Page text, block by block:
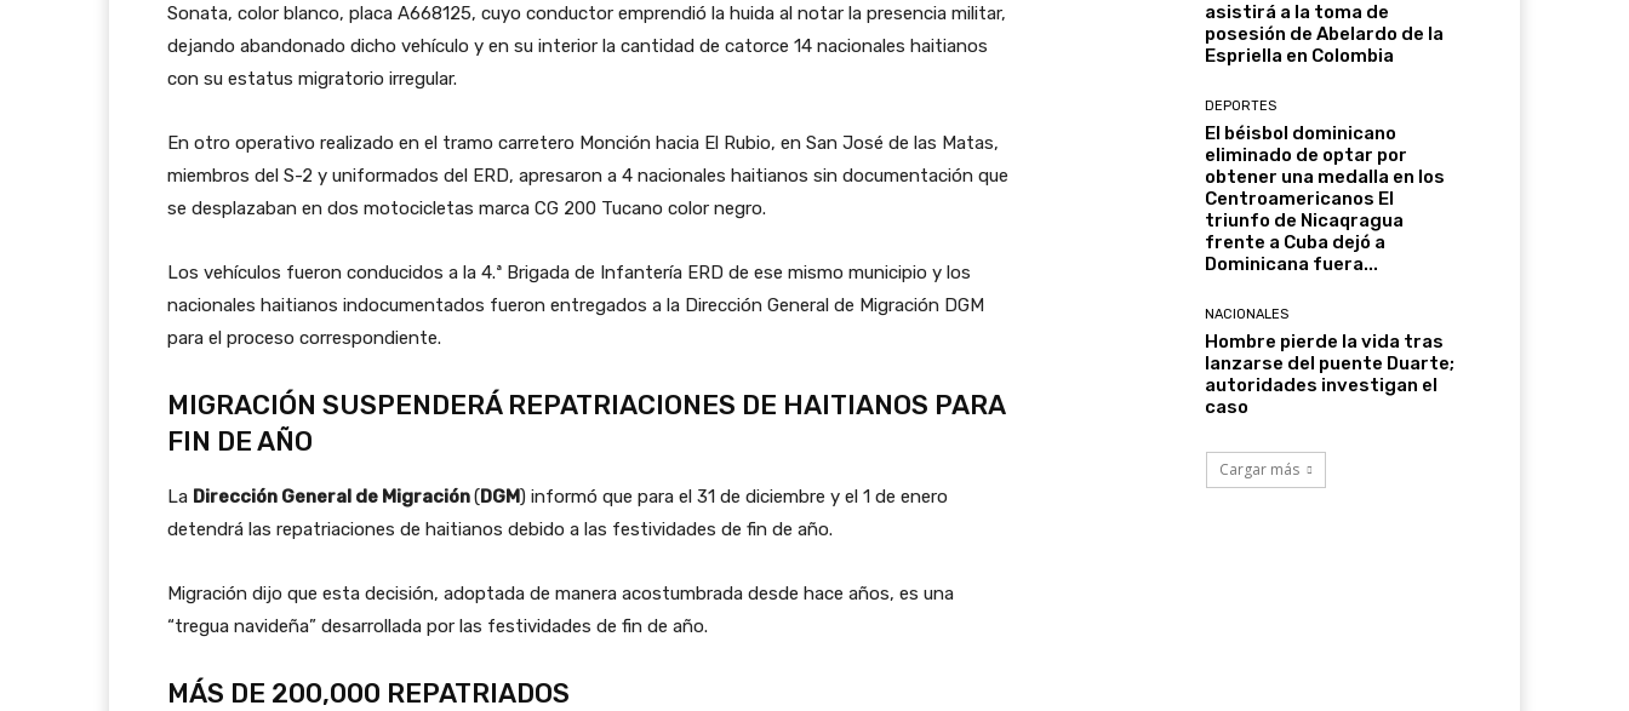
Sonata, color blanco, placa A668125, cuyo conductor emprendió la huida al notar la presencia militar,
dejando abandonado dicho vehículo y en su interior la cantidad de catorce 14 nacionales haitianos
con su estatus migratorio irregular.
En otro operativo realizado en el tramo carretero Monción hacia El Rubio, en San José de las Matas,
miembros del S-2 y uniformados del ERD, apresaron a 4 nacionales haitianos sin documentación que
se desplazaban en dos motocicletas marca CG 200 Tucano color negro.
Los vehículos fueron conducidos a la 4.ª Brigada de Infantería ERD de ese mismo municipio y los
nacionales haitianos indocumentados fueron entregados a la Dirección General de Migración DGM
para el proceso correspondiente.
MIGRACIÓN SUSPENDERÁ REPATRIACIONES DE HAITIANOS PARA
FIN DE AÑO
La Dirección General de Migración(DGM) informó que para el 31 de diciembre y el 1 de enero
detendrá las repatriaciones de haitianos debido a las festividades de fin de año.
Migración dijo que esta decisión, adoptada de manera acostumbrada desde hace años, es una
“tregua navideña” desarrollada por las festividades de fin de año.
MÁS DE 200,000 REPATRIADOS
asistirá a la toma de
posesión de Abelardo de la
Espriella en Colombia
DEPORTES
El béisbol dominicano
eliminado de optar por
obtener una medalla en los
Centroamericanos El
triunfo de Nicaqragua
frente a Cuba dejó a
Dominicana fuera...
NACIONALES
Hombre pierde la vida tras
lanzarse del puente Duarte;
autoridades investigan el
caso
Cargar más